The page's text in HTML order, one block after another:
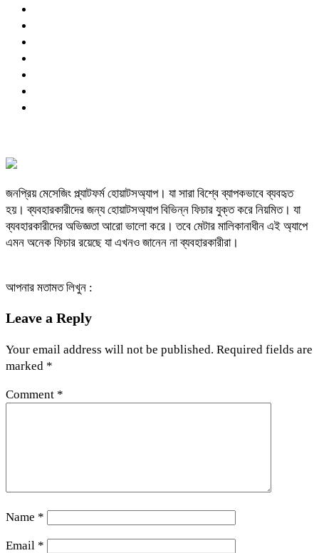
জনপ্রিয় মেসেজিং প্ল্যাটফর্ম হোয়াটসঅ্যাপ। যা সারা বিশ্বে ব্যাপকভাবে ব্যবহৃত
হয়। ব্যবহারকারীদের জন্য হোয়াটসঅ্যাপ বিভিন্ন ফিচার যুক্ত করে নিয়মিত। যা
ব্যবহারকারীদের অভিজ্ঞতা আরো ভালো করে। তবে মেটার মালিকানাধীন এই অ্যাপে
এমন অনেক ফিচার রয়েছে যা এখনও জানেন না ব্যবহারকারীরা।
আপনার মতামত লিখুন :
Leave a Reply
Your email address will not be published. Required fields are
marked *
Comment *
Name *
Email *